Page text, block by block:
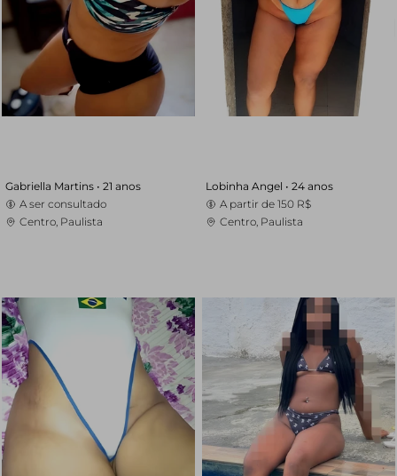
Gabriella Martins • 21 anos
A ser consultado
Centro, Paulista
Lobinha Angel • 24 anos
A partir de 150 R$
Centro, Paulista